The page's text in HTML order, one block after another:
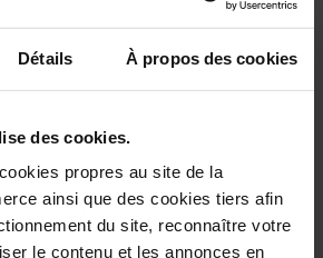
Détails À propos des cookies
des cookies.
propres au site de la
ainsi que des cookies tiers afin
du site, reconnaître votre
le contenu et les annonces en
luxembourgeoises de toute
d’activité, ont ouvert leurs portes à près
de la « Matinée Découverte en